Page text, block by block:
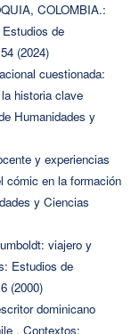
COLOMBIA.:
de
(2024)
cuestionada:
historia clave
Humanidades y
y experiencias
cómic en la formación
y Ciencias
viajero y
Estudios de
(2000)
dominicano
, Contextos: